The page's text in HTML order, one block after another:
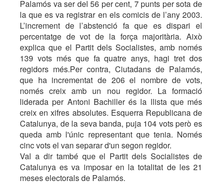
Palamós va ser del 56 per cent, 7 punts per sota de
la que es va registrar en els comicis de l’any 2003.
L’increment de l’abstenció fa que es dispari el
percentatge de vot de la força majoritària. Això
explica que el Partit dels Socialistes, amb només
139 vots més que fa quatre anys, hagi tret dos
regidors més.Per contra, Ciutadans de Palamós,
que ha incrementat de 206 el nombre de vots,
només creix amb un nou regidor. La formació
liderada per Antoni Bachiller és la llista que més
creix en xifres absolutes. Esquerra Republicana de
Catalunya, de la seva banda, puja 104 vots però es
queda amb l'únic representant que tenia. Només
cinc vots el van separar d'un segon regidor.
Val a dir també que el Partit dels Socialistes de
Catalunya es va imposar en la totalitat de les 21
meses electorals de Palamós.